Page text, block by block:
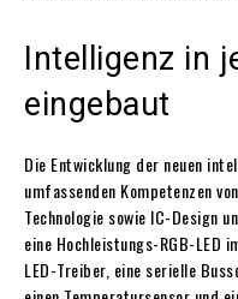
Intelligenz in
eingebaut
Die Entwicklung der neuen
umfassenden Kompetenzen
Technologie sowie IC-Design
eine Hochleistungs-RGB-LED
LED-Treiber, eine serielle